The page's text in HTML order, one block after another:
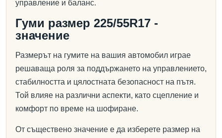
управление и баланс.
Гуми размер 225/55R17 -
значение
Размерът на гумите на вашия автомобил играе
решаваща роля за поддържането на управлението,
стабилността и цялостната безопасност на пътя.
Той влияе на различни аспекти, като сцепление и
комфорт по време на шофиране.
От съществено значение е да изберете размер на